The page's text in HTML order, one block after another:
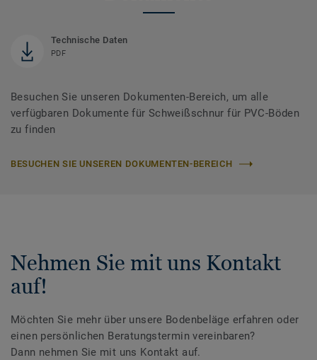
Technische Daten
PDF
Besuchen Sie unseren Dokumenten-Bereich, um alle
verfügbaren Dokumente für Schweißschnur für PVC-Böden
zu finden
BESUCHEN SIE UNSEREN DOKUMENTEN-BEREICH
Nehmen Sie mit uns Kontakt
auf!
Möchten Sie mehr über unsere Bodenbeläge erfahren oder
einen persönlichen Beratungstermin vereinbaren?
Dann nehmen Sie mit uns Kontakt auf.